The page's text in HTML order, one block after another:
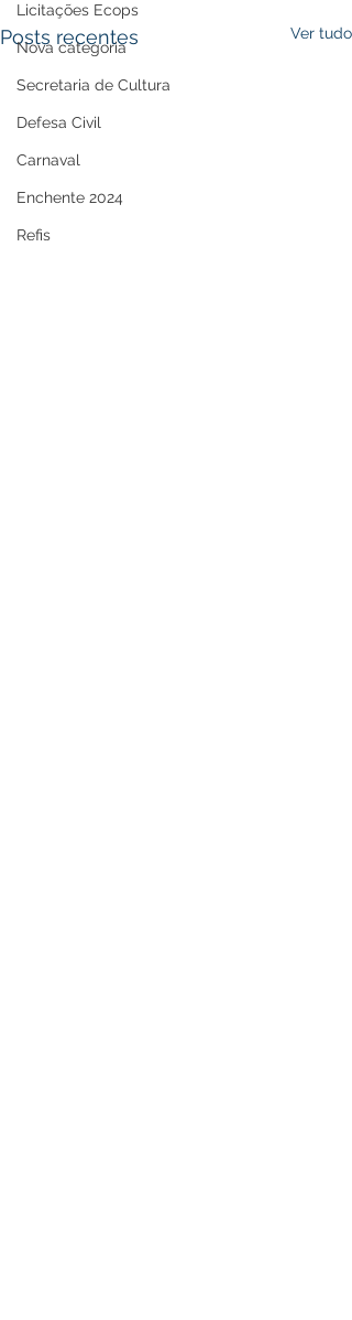
Licitações Ecops
Nova categoria
Secretaria de Cultura
Defesa Civil
Carnaval
Enchente 2024
Refis
Posts recentes Ver tudo